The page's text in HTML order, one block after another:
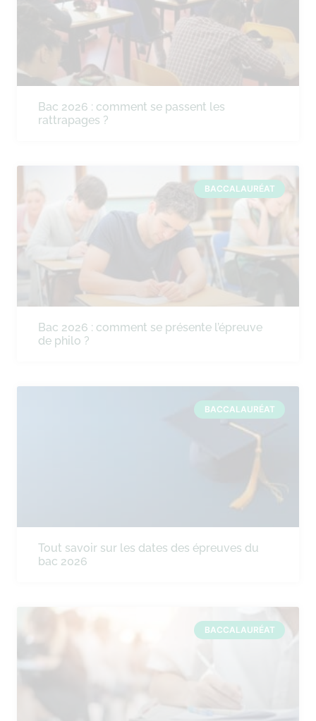
Bac 2026 : comment se passent les
rattrapages ?
BACCALAURÉAT
Bac 2026 : comment se présente l’épreuve
de philo ?
BACCALAURÉAT
Tout savoir sur les dates des épreuves du
bac 2026
BACCALAURÉAT